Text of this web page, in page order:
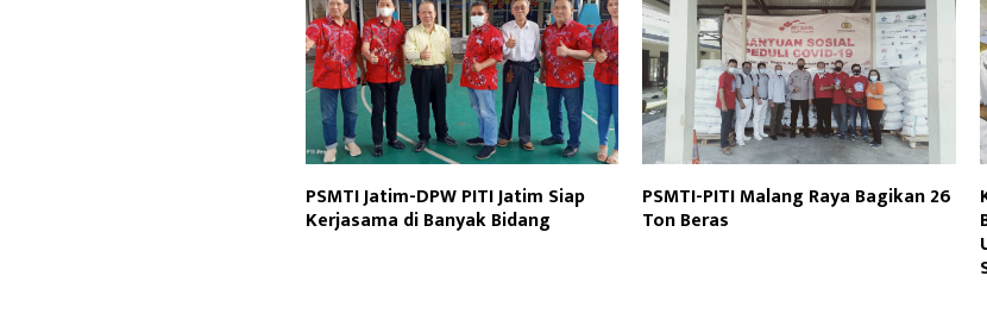
PSMTI Jatim-DPW PITI Jatim Siap
Kerjasama di Banyak Bidang
PSMTI-PITI Malang Raya Bagikan 26
Ton Beras